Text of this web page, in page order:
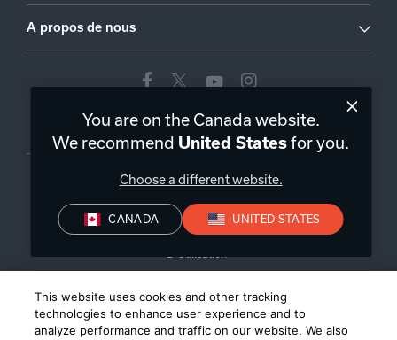
A propos de nous
Canada| FR
Politique de Confidentialité Conditions de Vente
Conditions
© 2026
Harman International Industries, Incorporated. All rights
reserved.
You are on the Canada website.
We recommend United Statesfor you.
Choose a different website.
CANADA UNITED STATES
This website uses cookies and other tracking
technologies to enhance user experience and to
analyze performance and traffic on our website. We also